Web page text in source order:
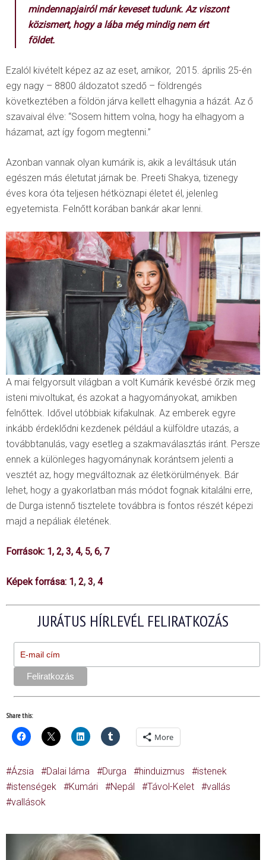
mindennapjairól már keveset tudunk. Az viszont
közismert, hogy a lába még mindig nem ért
földet.
Ezalól kivételt képez az az eset, amikor, 2015. április 25-én
egy nagy – 8800 áldozatot szedő – földrengés
következtében a földön járva kellett elhagynia a házát. Az ő
szavaival élve: “Sosem hittem volna, hogy ha elhagyom a
házamat, azt így fogom megtenni.”
Azonban vannak olyan kumárik is, akik a leváltásuk után
egészen más életutat járnak be. Preeti Shakya, tizenegy
éves kora óta teljesen hétköznapi életet él, jelenleg
egyetemista. Felnőtt korában bankár akar lenni.
A mai felgyorsult világban a volt Kumárik kevésbé őrzik meg
isteni mivoltukat, és azokat a hagyományokat, amikben
felnőttek. Idővel utóbbiak kifakulnak. Az emberek egyre
inkább érdeklődni kezdenek például a külföldre utazás, a
továbbtanulás, vagy esetleg a szakmaválasztás iránt. Persze
ennek a különleges hagyománynak korántsem jelenti a
vesztét az, hogy megváltoznak az életkörülmények. Bár
lehet, hogy a gyakorlatban más módot fognak kitalálni erre,
de Durga istennő tisztelete továbbra is fontos részét képezi
majd a nepáliak életének.
Források: 1, 2, 3, 4, 5, 6, 7
Képek forrása: 1, 2, 3, 4
JURÁTUS HÍRLEVÉL FELIRATKOZÁS
Share this:
More
Ázsia Dalai láma Durga hinduizmus
istenek
istenségek
Kumári Nepál Távol-Kelet
vallás
vallások